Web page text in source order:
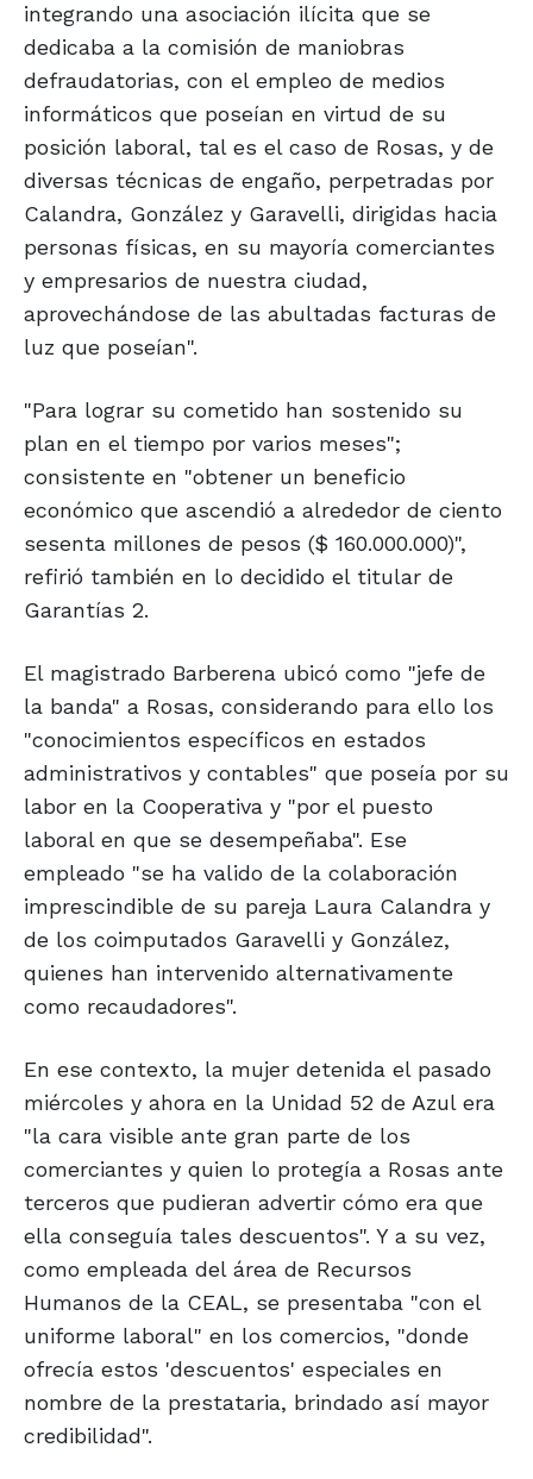
integrando una asociación ilícita que se
dedicaba a la comisión de maniobras
defraudatorias, con el empleo de medios
informáticos que poseían en virtud de su
posición laboral, tal es el caso de Rosas, y de
diversas técnicas de engaño, perpetradas por
Calandra, González y Garavelli, dirigidas hacia
personas físicas, en su mayoría comerciantes
y empresarios de nuestra ciudad,
aprovechándose de las abultadas facturas de
luz que poseían".
"Para lograr su cometido han sostenido su
plan en el tiempo por varios meses";
consistente en "obtener un beneficio
económico que ascendió a alrededor de ciento
sesenta millones de pesos ($ 160.000.000)",
refirió también en lo decidido el titular de
Garantías 2.
El magistrado Barberena ubicó como "jefe de
la banda" a Rosas, considerando para ello los
"conocimientos específicos en estados
administrativos y contables" que poseía por su
labor en la Cooperativa y "por el puesto
laboral en que se desempeñaba". Ese
empleado "se ha valido de la colaboración
imprescindible de su pareja Laura Calandra y
de los coimputados Garavelli y González,
quienes han intervenido alternativamente
como recaudadores".
En ese contexto, la mujer detenida el pasado
miércoles y ahora en la Unidad 52 de Azul era
"la cara visible ante gran parte de los
comerciantes y quien lo protegía a Rosas ante
terceros que pudieran advertir cómo era que
ella conseguía tales descuentos". Y a su vez,
como empleada del área de Recursos
Humanos de la CEAL, se presentaba "con el
uniforme laboral" en los comercios, "donde
ofrecía estos 'descuentos' especiales en
nombre de la prestataria, brindado así mayor
credibilidad".